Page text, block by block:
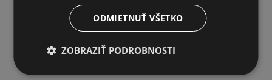
na všetky objednávky od 200€ vrátane DPH.
ODMIETNUŤ VŠETKO
ZOBRAZIŤ PODROBNOSTI